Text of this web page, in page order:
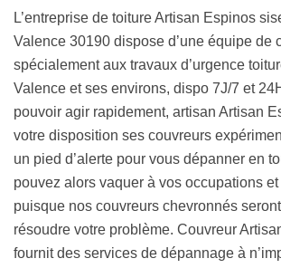
L’entreprise de toiture Artisan Espinos
Valence 30190 dispose d’une équipe de
spécialement aux travaux d’urgence
Valence et ses environs, dispo 7J/7 et
pouvoir agir rapidement, artisan Artisan
votre disposition ses couvreurs
un pied d’alerte pour vous dépanner en
pouvez alors vaquer à vos occupations
puisque nos couvreurs chevronnés
résoudre votre problème. Couvreur
fournit des services de dépannage à